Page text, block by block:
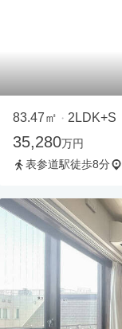
83.47㎡ ・ 2LDK+S
35,280万円
表参道駅徒歩8分